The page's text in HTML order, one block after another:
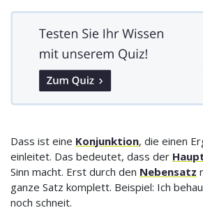
Dass ist eine Konjunktion, die einen
einleitet. Das bedeutet, dass der
Sinn macht. Erst durch den Nebensatz
ganze Satz komplett. Beispiel: Ich
noch schneit.